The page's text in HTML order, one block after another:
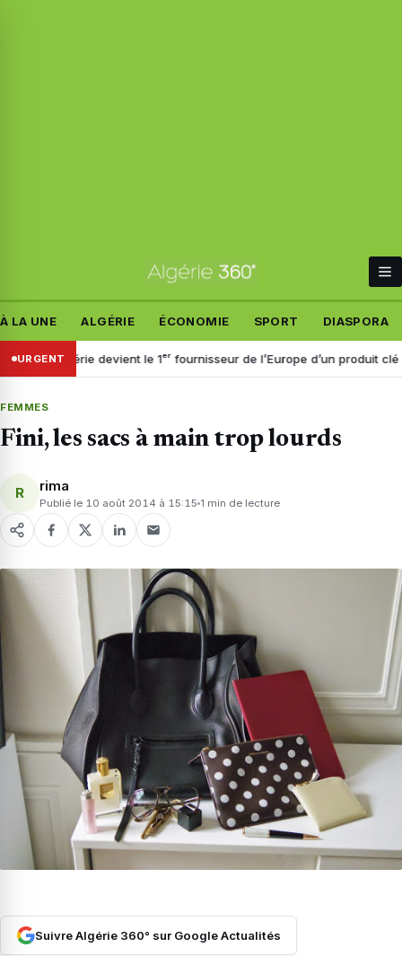
À LA UNE ALGÉRIE ÉCONOMIE SPORT DIASPORA
URGENT
l’Algérie devient le 1ᵉʳ fournisseur de l’Europe d’un produit clé pour
FEMMES
Fini, les sacs à main trop lourds
R rima
Publié le 10 août 2014 à 15:15 1 min de lecture
Suivre Algérie 360° sur Google Actualités